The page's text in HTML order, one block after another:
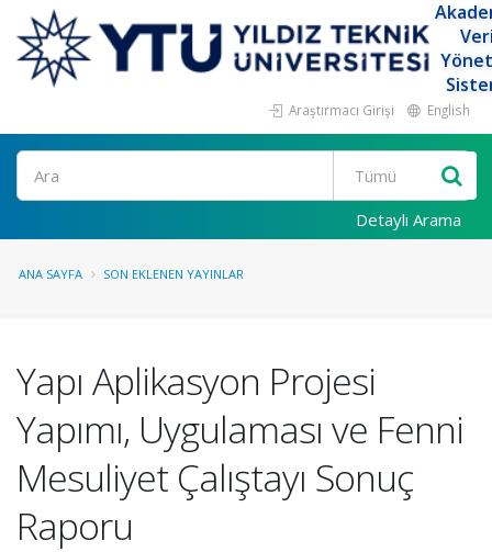
Araştırmacı Girişi English
Ara
Detaylı Arama
ANA SAYFA SON EKLENEN YAYINLAR
Yapı Aplikasyon Projesi
Yapımı, Uygulaması ve Fenni
Mesuliyet Çalıştayı Sonuç
Raporu